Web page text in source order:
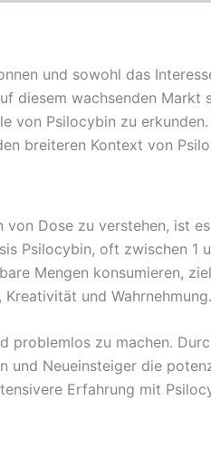
und sowohl das
wachsenden Markt
Psilocybin zu
breiteren Kontext von
Dose zu verstehen, ist
Psilocybin, oft zwischen 1
Mengen konsumieren,
und Wahrnehmung.
zu machen.
Neueinsteiger die
Erfahrung mit